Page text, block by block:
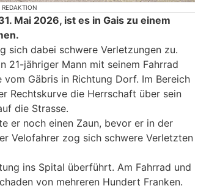
Mai 2026, ist es in Gais zu einem
sich dabei schwere Verletzungen zu.
21-jähriger Mann mit seinem Fahrrad
vom Gäbris in Richtung Dorf. Im Bereich
Rechtskurve die Herrschaft über sein
die Strasse.
er noch einen Zaun, bevor er in der
Velofahrer zog sich schwere Verletzten
ins Spital überführt. Am Fahrrad und
von mehreren Hundert Franken.